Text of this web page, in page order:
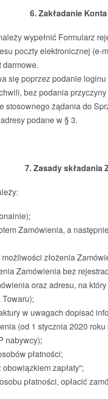
6. Zakładanie
wypełnić Formularz
poczty elektronicznej (e-
darmowe.
się poprzez podanie
bez podania
stosownego żądania do
podane w § 3.
7. Zasady składania
Zamówienia, a
złożenia
Zamówienia bez
oraz adresu, na
w uwagach dopisać
(od 1 stycznia 2020
nabywcy);
płatności;
zapłaty”;
płatności, opłacić